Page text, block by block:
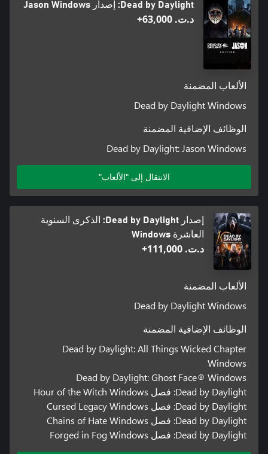
Dead by Daylight: إصدار Jason Windows
د.ت.‏ 63,000+
الألعاب المضمنة
Dead by Daylight Windows
الوظائف الإضافية المضمنة
Dead by Daylight: Jason Windows
الانتقال إلى "الألعاب"
إصدار Dead by Daylight: الذكرى السنوية
العاشرة Windows
د.ت.‏ 111,000+
الألعاب المضمنة
Dead by Daylight Windows
الوظائف الإضافية المضمنة
Dead by Daylight: All Things Wicked Chapter
Windows
Dead by Daylight: Ghost Face® Windows
Dead by Daylight: فصل Hour of the Witch Windows
Dead by Daylight: فصل Cursed Legacy Windows
Dead by Daylight: فصل Chains of Hate Windows
Dead by Daylight: فصل Forged in Fog Windows